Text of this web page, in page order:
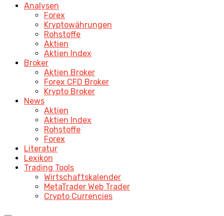
Analysen
Forex
Kryptowährungen
Rohstoffe
Aktien
Aktien Index
Broker
Aktien Broker
Forex CFD Broker
Krypto Broker
News
Aktien
Aktien Index
Rohstoffe
Forex
Literatur
Lexikon
Trading Tools
Wirtschaftskalender
MetaTrader Web Trader
Crypto Currencies